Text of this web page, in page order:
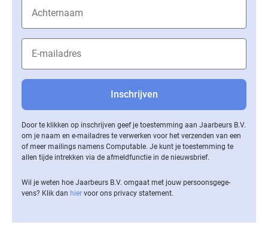
Door te klikken op inschrijven geef je toestemming aan Jaarbeurs B.V.
om je naam en e-mailadres te verwerken voor het verzenden van een
of meer mailings namens Computable. Je kunt je toestemming te
allen tijde intrekken via de af­meld­func­tie in de nieuwsbrief.
Wil je weten hoe Jaarbeurs B.V. omgaat met jouw per­soons­ge­ge­
vens? Klik dan hier voor ons privacy statement.